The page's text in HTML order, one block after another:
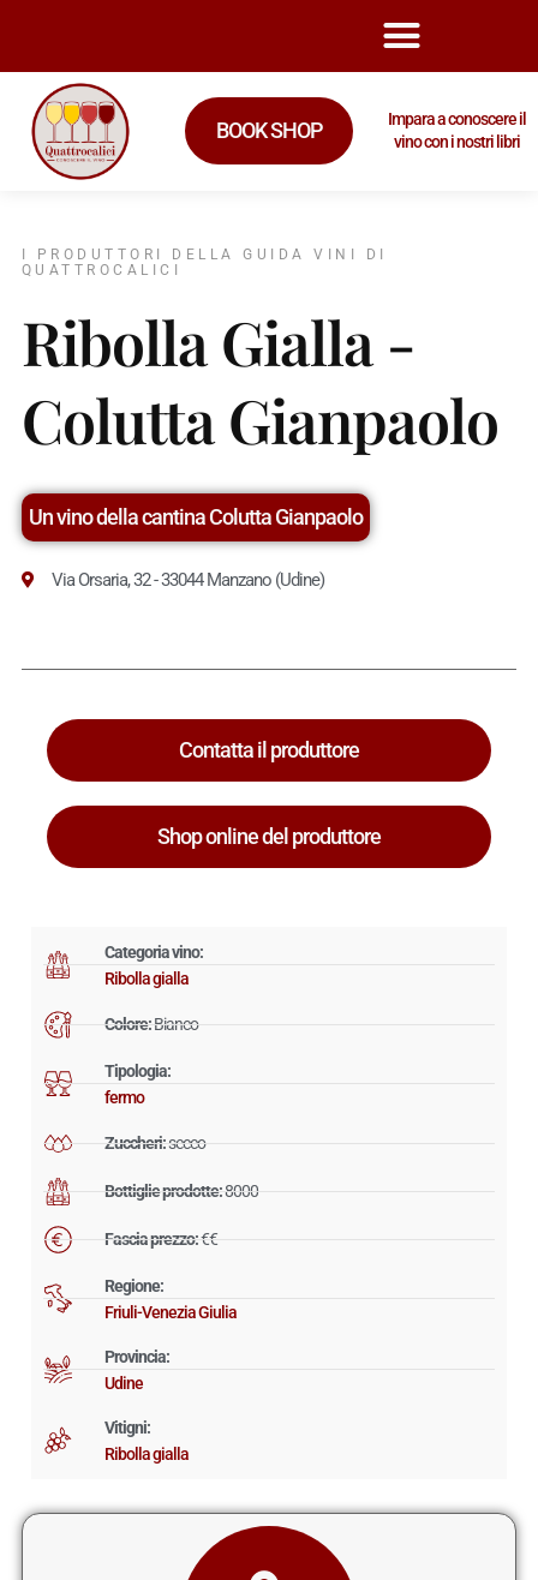
BOOK SHOP
Impara a conoscere il
vino con i nostri libri
I PRODUTTORI DELLA GUIDA VINI DI
QUATTROCALICI
Ribolla Gialla -
Colutta Gianpaolo
Un vino della cantina Colutta Gianpaolo
Via Orsaria, 32 - 33044 Manzano (Udine)
Categoria vino:
Ribolla gialla
Colore:Bianco
Tipologia:
fermo
Zuccheri:secco
Bottiglie prodotte:8000
Fascia prezzo:€€
Regione:
Friuli-Venezia Giulia
Provincia:
Udine
Vitigni:
Ribolla gialla
Contatta il produttore
Shop online del produttore